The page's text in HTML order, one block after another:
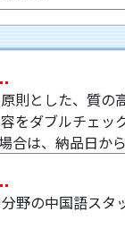
則とした、質の
をダブルチェック
合は、納品日か
野の中国語ス